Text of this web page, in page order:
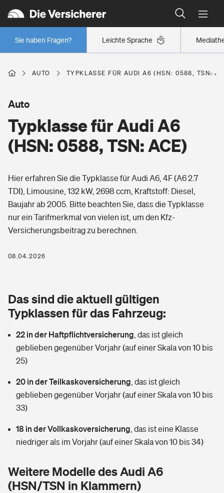
Leichte Sprache
Sie haben Fragen?
Wer versichert was: Jetzt Versicherer finden
Regionalklassen: So ist Ihre Region eingestuft
Wer versichert was: Jetzt Versicherer finden
Berufsunfähigkeitsversicherung
Erwerbsunfähigkeitsversicherung
Grundfähigkeitsversicherung
Arbeitsrechtsschutz
Berufshaftpflichtversicherung
Zur Übersicht
Tools
Wer versichert was: Jetzt Versicherer finden
Sie haben Fragen?
Wohnen
Glasversicherung
Mietkautionsversicherung
Restkreditversicherung
Zur Übersicht
Tools
Hochwasser-Check: Wie gefährdet ist Ihr Haus?
Freizeit
Pri­vate Haft­pflicht­
Kinderunfall­ver­si­che­rung
Kinderinvalidität
Hundehalter-Haftpflicht
Handyversicherung
Private Cyberversicherung
Gesundheit
Private Krankenversicherung
Dread-Disease-Versicherung
Tierkrankenversicherung
Zur Übersicht
Tools
Wer versichert was: Jetzt Versicherer finden
Rentenrechner: Wie viel Geld bekomme ich im Alter?
AUTO TYPKLASSE FÜR AUDI A6 (HSN: 0588, TSN:
Typklasse für Audi A6
(HSN: 0588, TSN: ACE)
Auto
Hier erfahren Sie die Typklasse für Audi A6, 4F (A6 2.7
TDI), Limousine, 132 kW, 2698 ccm, Kraftstoff: Diesel,
Baujahr ab 2005. Bitte beachten Sie, dass die Typklasse
nur ein Tarifmerkmal von vielen ist, um den Kfz-
Versicherungsbeitrag zu berechnen.
08.04.2026
Das sind die aktuell gültigen
Typklassen für das Fahrzeug:
22 in der Haftpflichtversicherung das ist gleich
geblieben gegenüber Vorjahr (auf einer Skala von 10 bis
25)
20 in der Teilkaskoversicherung das ist gleich
geblieben gegenüber Vorjahr (auf einer Skala von 10 bis
33)
18 in der Vollkaskoversicherung das ist eine Klasse
niedriger als im Vorjahr (auf einer Skala von 10 bis 34)
Weitere Modelle des Audi A6
(HSN/TSN in Klammern)